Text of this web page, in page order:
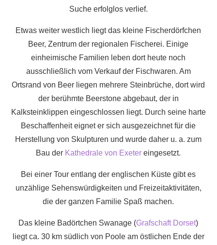
Suche erfolglos verlief.
Etwas weiter westlich liegt das kleine Fischerdörfchen
Beer, Zentrum der regionalen Fischerei. Einige
einheimische Familien leben dort heute noch
ausschließlich vom Verkauf der Fischwaren. Am
Ortsrand von Beer liegen mehrere Steinbrüche, dort wird
der berühmte Beerstone abgebaut, der in
Kalksteinklippen eingeschlossen liegt. Durch seine harte
Beschaffenheit eignet er sich ausgezeichnet für die
Herstellung von Skulpturen und wurde daher u. a. zum
Bau der Kathedrale von Exetereingesetzt.
Bei einer Tour entlang der englischen Küste gibt es
unzählige Sehenswürdigkeiten und Freizeitaktivitäten,
die der ganzen Familie Spaß machen.
Das kleine Badörtchen Swanage (Grafschaft Dorset)
liegt ca. 30 km südlich von Poole am östlichen Ende der